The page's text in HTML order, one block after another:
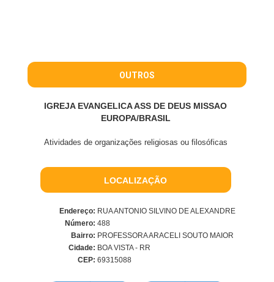
OUTROS
IGREJA EVANGELICA ASS DE DEUS MISSAO
EUROPA/BRASIL
Atividades de organizações religiosas ou filosóficas
LOCALIZAÇÃO
Endereço: RUA ANTONIO SILVINO DE ALEXANDRE
Número: 488
Bairro: PROFESSORA ARACELI SOUTO MAIOR
Cidade: BOA VISTA - RR
CEP: 69315088